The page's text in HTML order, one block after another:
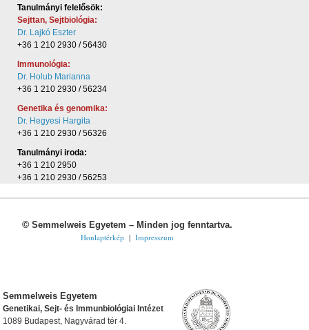
Tanulmányi felelősök:
Sejttan, Sejtbiológia:
Dr. Lajkó Eszter
+36 1 210 2930 / 56430
Immunológia:
Dr. Holub Marianna
+36 1 210 2930 / 56234
Genetika és genomika:
Dr. Hegyesi Hargita
+36 1 210 2930 / 56326
Tanulmányi iroda:
+36 1 210 2950
+36 1 210 2930 / 56253
©Semmelweis Egyetem – Minden jog fenntartva.
Honlaptérkép| Impresszum
Semmelweis Egyetem
Genetikai, Sejt- és Immunbiológiai Intézet
1089 Budapest, Nagyvárad tér 4.